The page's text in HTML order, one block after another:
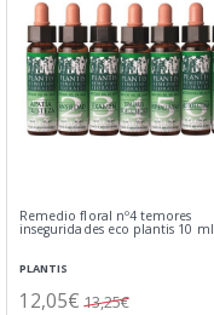
Remedio floral nº4 temores
inseguridades eco plantis 10 ml
PLANTIS
12,05€ 13,25€